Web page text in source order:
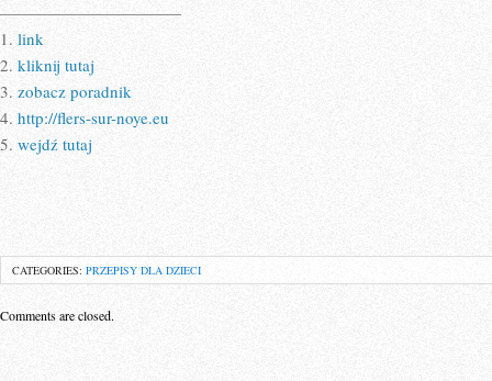
———————————
1. link
2. kliknij tutaj
3. zobacz poradnik
4. http://flers-sur-noye.eu
5. wejdź tutaj
CATEGORIES: PRZEPISY DLA DZIECI
Comments are closed.